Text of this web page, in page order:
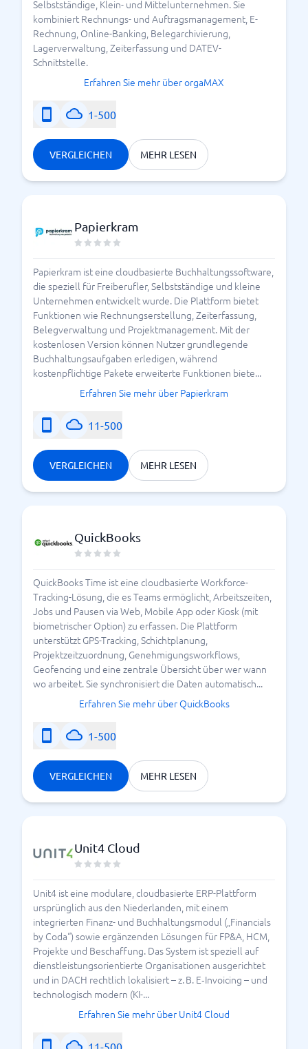
Selbstständige, Klein- und Mittelunternehmen. Sie
kombiniert Rechnungs- und Auftragsmanagement, E-
Rechnung, Online-Banking, Belegarchivierung,
Lagerverwaltung, Zeiterfassung und DATEV-
Schnittstelle.
Erfahren Sie mehr über orgaMAX
1-500
VERGLEICHEN MEHR LESEN
Papierkram
Papierkram ist eine cloudbasierte Buchhaltungssoftware,
die speziell für Freiberufler, Selbstständige und kleine
Unternehmen entwickelt wurde. Die Plattform bietet
Funktionen wie Rechnungserstellung, Zeiterfassung,
Belegverwaltung und Projektmanagement. Mit der
kostenlosen Version können Nutzer grundlegende
Buchhaltungsaufgaben erledigen, während
kostenpflichtige Pakete erweiterte Funktionen biete...
Erfahren Sie mehr über Papierkram
11-500
VERGLEICHEN MEHR LESEN
QuickBooks
QuickBooks Time ist eine cloudbasierte Workforce-
Tracking-Lösung, die es Teams ermöglicht, Arbeitszeiten,
Jobs und Pausen via Web, Mobile App oder Kiosk (mit
biometrischer Option) zu erfassen. Die Plattform
unterstützt GPS-Tracking, Schichtplanung,
Projektzeitzuordnung, Genehmigungsworkflows,
Geofencing und eine zentrale Übersicht über wer wann
wo arbeitet. Sie synchronisiert die Daten automatisch...
Erfahren Sie mehr über QuickBooks
1-500
VERGLEICHEN MEHR LESEN
Unit4 Cloud
Unit4 ist eine modulare, cloudbasierte ERP-Plattform
ursprünglich aus den Niederlanden, mit einem
integrierten Finanz- und Buchhaltungsmodul („Financials
by Coda“) sowie ergänzenden Lösungen für FP&A, HCM,
Projekte und Beschaffung. Das System ist speziell auf
dienstleistungsorientierte Organisationen ausgerichtet
und in DACH rechtlich lokalisiert – z. B. E‑Invoicing – und
technologisch modern (KI-...
Erfahren Sie mehr über Unit4 Cloud
11-500